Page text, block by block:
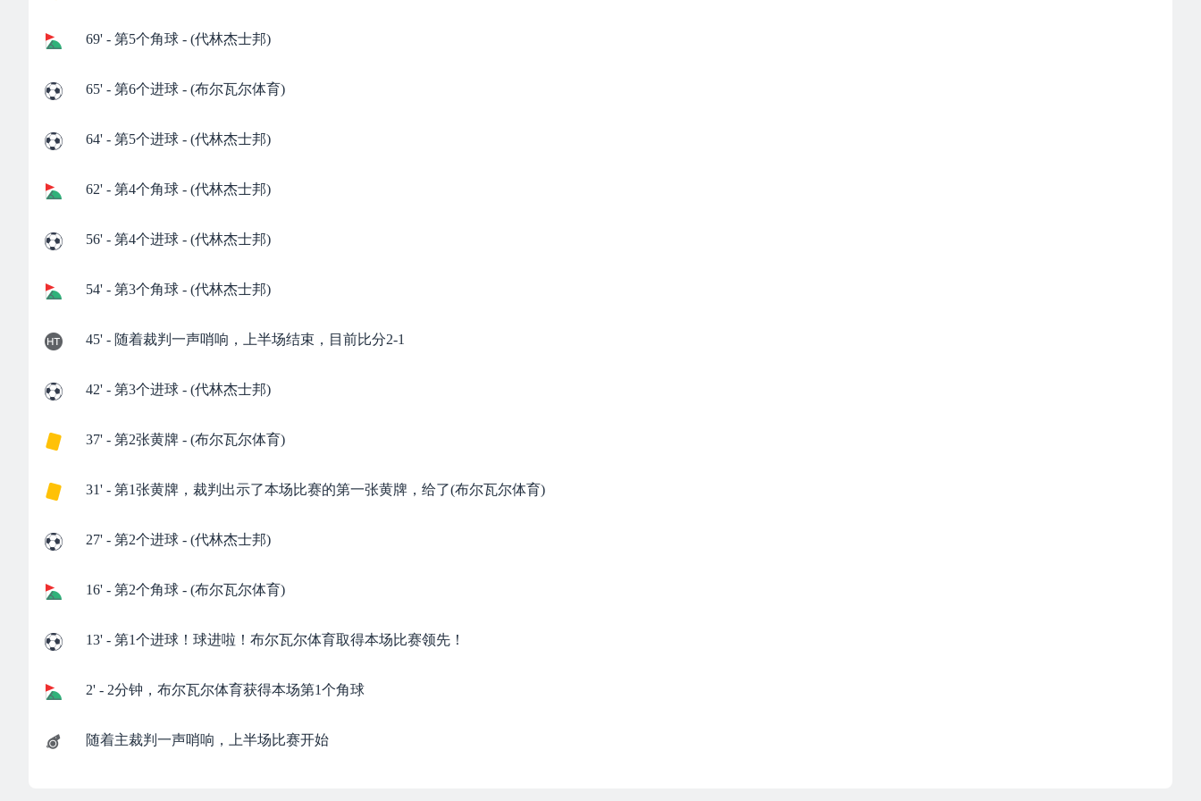
69' - 第5个角球 - (代林杰士邦)
65' - 第6个进球 - (布尔瓦尔体育)
64' - 第5个进球 - (代林杰士邦)
62' - 第4个角球 - (代林杰士邦)
56' - 第4个进球 - (代林杰士邦)
54' - 第3个角球 - (代林杰士邦)
45' - 随着裁判一声哨响，上半场结束，目前比分2-1
42' - 第3个进球 - (代林杰士邦)
37' - 第2张黄牌 - (布尔瓦尔体育)
31' - 第1张黄牌，裁判出示了本场比赛的第一张黄牌，给了(布尔瓦尔体育)
27' - 第2个进球 - (代林杰士邦)
16' - 第2个角球 - (布尔瓦尔体育)
13' - 第1个进球！球进啦！布尔瓦尔体育取得本场比赛领先！
2' - 2分钟，布尔瓦尔体育获得本场第1个角球
随着主裁判一声哨响，上半场比赛开始